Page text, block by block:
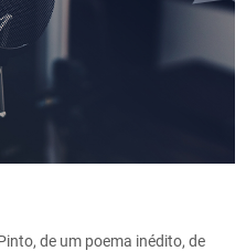
de um poema inédito, de